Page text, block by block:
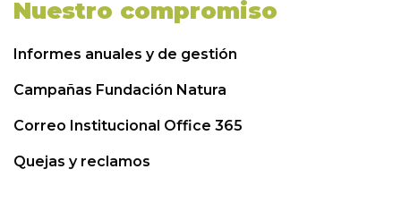
Nuestro compromiso
Informes anuales y de gestión
Campañas Fundación Natura
Correo Institucional Office 365
Quejas y reclamos